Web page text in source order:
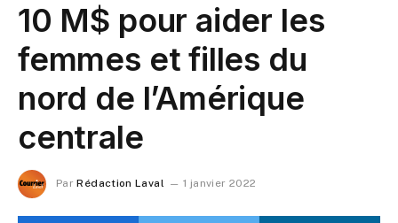
10 M$ pour aider les
femmes et filles du
nord de l’Amérique
centrale
Par Rédaction Laval 1 janvier 2022